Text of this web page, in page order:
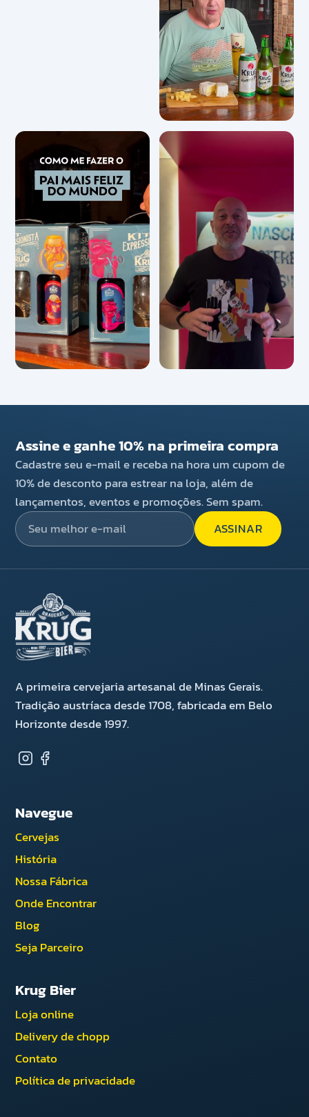
Assine e ganhe 10% na primeira compra
Cadastre seu e-mail e receba na hora um cupom de
10% de desconto para estrear na loja, além de
lançamentos, eventos e promoções. Sem spam.
ASSINAR
A primeira cervejaria artesanal de Minas Gerais.
Tradição austríaca desde 1708, fabricada em Belo
Horizonte desde 1997.
Navegue
Cervejas
História
Nossa Fábrica
Onde Encontrar
Blog
Seja Parceiro
Krug Bier
Loja online
Delivery de chopp
Contato
Política de privacidade